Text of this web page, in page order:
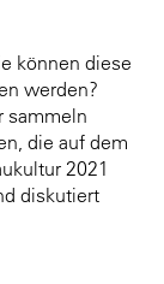
können diese
werden?
sammeln
die auf dem
2021
diskutiert